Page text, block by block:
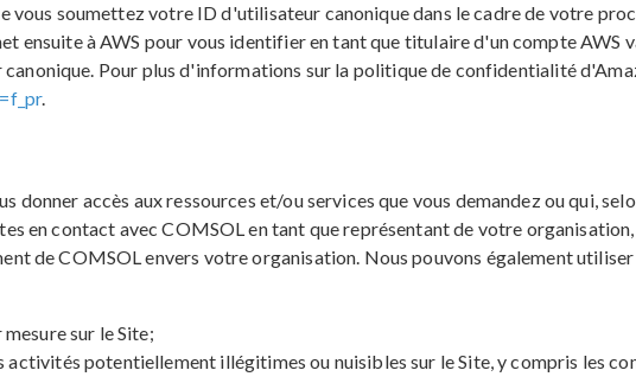
vous soumettez votre ID d'utilisateur canonique dans le cadre de votre
ensuite à AWS pour vous identifier en tant que titulaire d'un compte AWS
Pour plus d'informations sur la politique de confidentialité
.
accès aux ressources et/ou services que vous demandez ou qui,
en contact avec COMSOL en tant que représentant de votre
de COMSOL envers votre organisation. Nous pouvons également utiliser
sur le Site;
potentiellement illégitimes ou nuisibles sur le Site, y compris les